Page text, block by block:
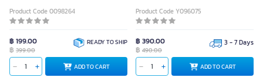
Product Code 0098264
฿ 199.00
฿ 399.00
READY TO SHIP
ADD TO CART
Product Code Y096075
฿ 390.00
฿ 490.00
3 - 7 Days
ADD TO CART